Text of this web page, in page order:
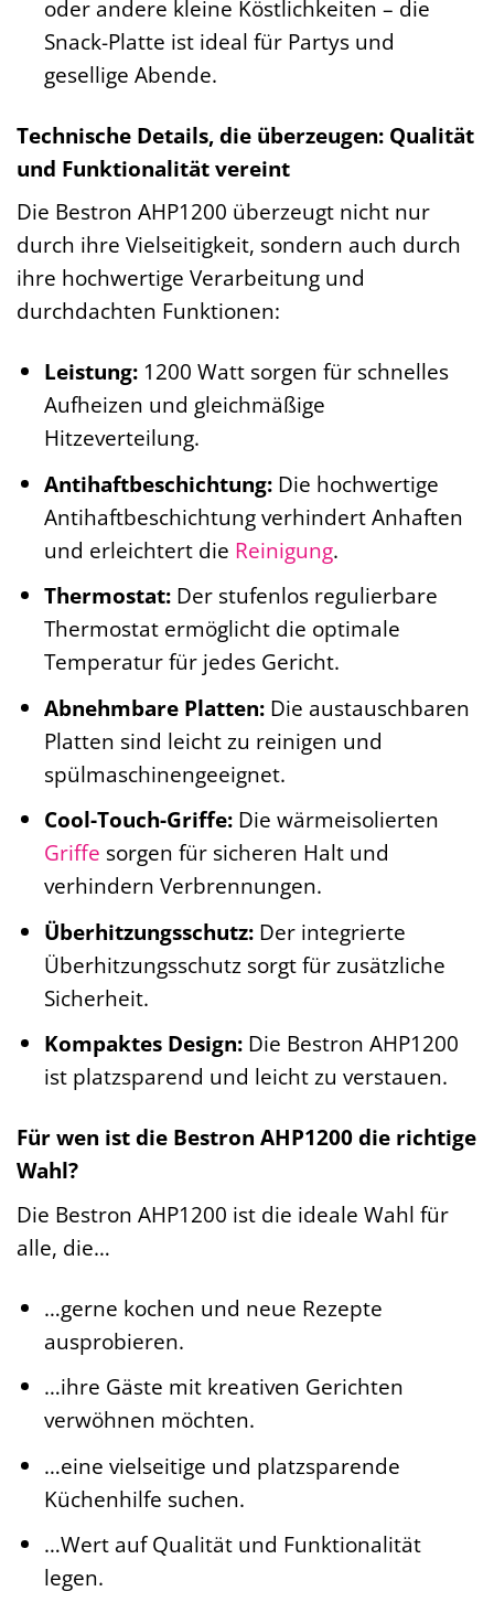
oder andere kleine Köstlichkeiten – die
Snack-Platte ist ideal für Partys und
gesellige Abende.
Technische Details, die überzeugen: Qualität
und Funktionalität vereint
Die Bestron AHP1200 überzeugt nicht nur
durch ihre Vielseitigkeit, sondern auch durch
ihre hochwertige Verarbeitung und
durchdachten Funktionen:
Leistung:1200 Watt sorgen für schnelles
Aufheizen und gleichmäßige
Hitzeverteilung.
Antihaftbeschichtung:Die hochwertige
Antihaftbeschichtung verhindert Anhaften
und erleichtert die Reinigung.
Thermostat:Der stufenlos regulierbare
Thermostat ermöglicht die optimale
Temperatur für jedes Gericht.
Abnehmbare Platten:Die austauschbaren
Platten sind leicht zu reinigen und
spülmaschinengeeignet.
Cool-Touch-Griffe:Die wärmeisolierten
Griffe sorgen für sicheren Halt und
verhindern Verbrennungen.
Überhitzungsschutz:Der integrierte
Überhitzungsschutz sorgt für zusätzliche
Sicherheit.
Kompaktes Design:Die Bestron AHP1200
ist platzsparend und leicht zu verstauen.
Für wen ist die Bestron AHP1200 die richtige
Wahl?
Die Bestron AHP1200 ist die ideale Wahl für
alle, die…
…gerne kochen und neue Rezepte
ausprobieren.
…ihre Gäste mit kreativen Gerichten
verwöhnen möchten.
…eine vielseitige und platzsparende
Küchenhilfe suchen.
…Wert auf Qualität und Funktionalität
legen.